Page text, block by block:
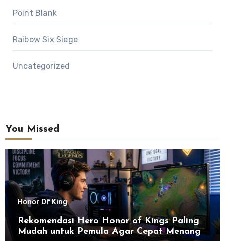
Point Blank
Raibow Six Siege
Uncategorized
You Missed
Honor Of King
Rekomendasi Hero Honor of Kings Paling
Mudah untuk Pemula Agar Cepat Menang